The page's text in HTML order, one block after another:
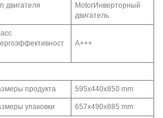
двигателя
MotorИнверторный
двигатель
A+++
продукта 595x440x850 mm
упаковки 657x490x885 mm